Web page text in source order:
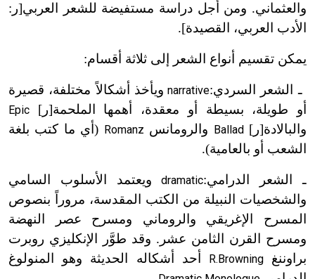
والعثماني. ومن أجل دراسة مستفيضة للشعر العربي[ر:
الأدب العربي، القصيدة].
يمكن تقسيم أنواع الشعر إلى ثلاثة أقسام:
ـ الشعر السردي:narrative ويأخذ أشكالاً مختلفة، قصيرة
أو طويلة، بسيطة أو معقدة، أهمها الملحمة[ر] Epic
والبالادة[ر]Ballad والرومانس Romanz (أي ما كتب بلغة
الشعب أو بالعامية).
ـ الشعر الدرامي:dramaticويعتمد الأسلوب السامي
والشخصيات النبيلة من الكتب المقدسة، مروراً بنصوص
المسرح الإغريقي والروماني ومسرح عصر النهضة
ومسرح القرن الثامن عشر. وقد طوَّر الإنكليزي روبرت
براوننغR.Browning
أحد أشكاله الحديثة وهو المنولوغ